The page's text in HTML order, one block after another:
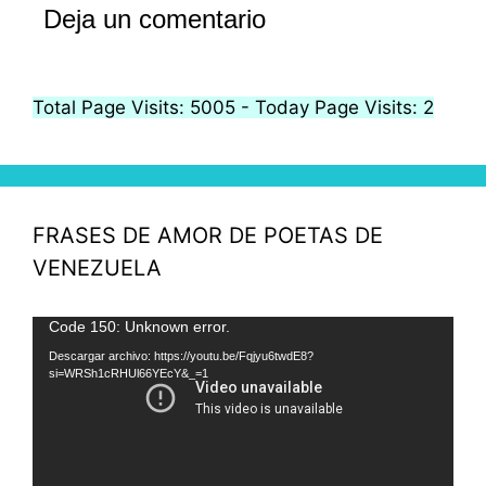
Deja un comentario
Total Page Visits: 5005 - Today Page Visits: 2
FRASES DE AMOR DE POETAS DE
VENEZUELA
Reproductor
de
vídeo
Code 150: Unknown error.
Descargar archivo: https://youtu.be/Fqjyu6twdE8?
si=WRSh1cRHUl66YEcY&_=1